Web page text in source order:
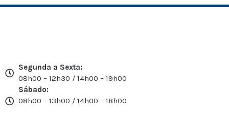
Segunda a Sexta:
08h00 – 12h30 / 14h00 – 19h00
Sábado:
08h00 – 13h00 / 14h00 – 18h00